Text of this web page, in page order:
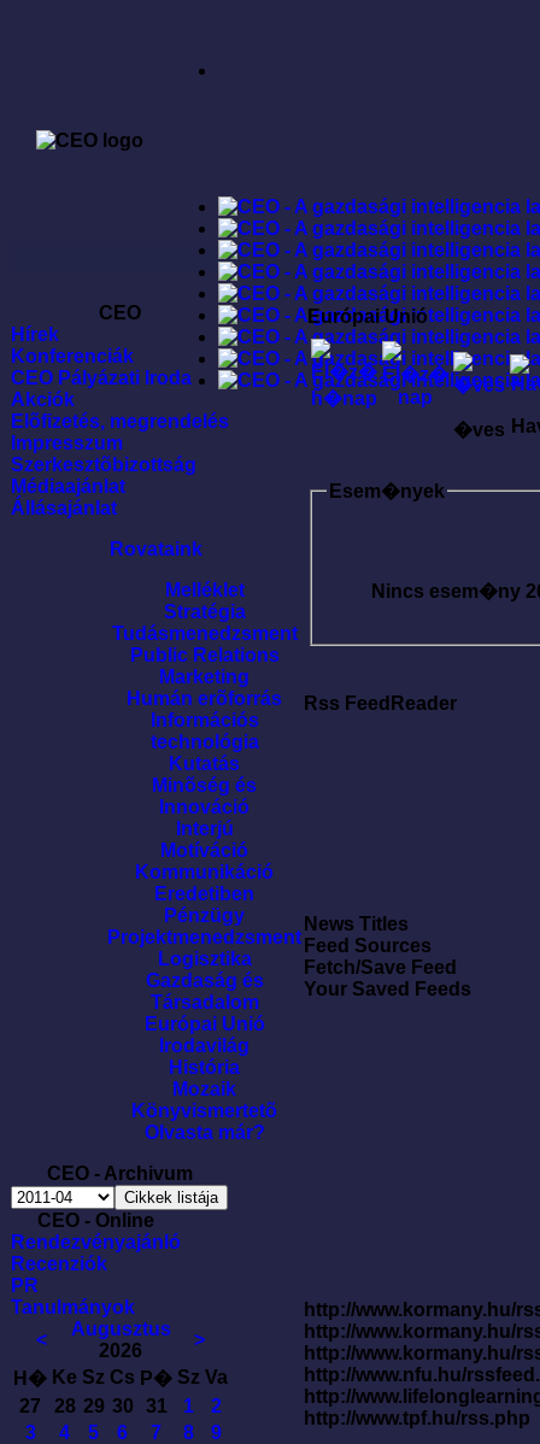
CEO
Hírek
Konferenciák
CEO Pályázati Iroda
Akciók
Elõfizetés, megrendelés
Impresszum
Szerkesztõbizottság
Médiaajánlat
Állásajánlat
Rovataink
Melléklet
Stratégia
Tudásmenedzsment
Public Relations
Marketing
Humán erõforrás
Információs
technológia
Kutatás
Minõség és
Innováció
Interjú
Motíváció
Kommunikáció
Eredetiben
Pénzügy
Projektmenedzsment
Logisztika
Gazdaság és
Társadalom
Európai Unió
Irodavilág
História
Mozaik
Könyvismertetõ
Olvasta már?
CEO - Archivum
CEO - Online
Rendezvényajánló
Recenziók
PR
Tanulmányok
<
Augusztus
2026
>
H� Ke Sz Cs P� Sz Va
27
28 29 30 31 1
2
3
4 5 6 7 8
9
Európai Unió
�ves
Esem�nyek
Nincs esem�ny
Rss FeedReader
News Titles
Feed Sources
Fetch/Save Feed
Your Saved Feeds
http://www.kormany.hu/
http://www.kormany.hu/
http://www.kormany.hu/
http://www.nfu.hu/
http://
http://www.tpf.hu/rss.php